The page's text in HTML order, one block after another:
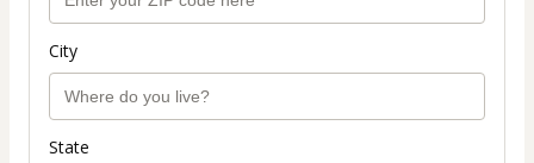
City
State